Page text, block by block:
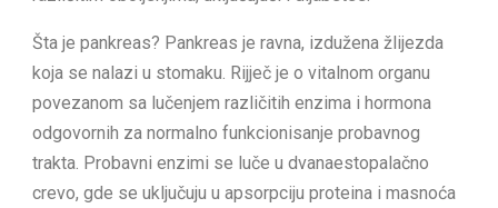
Šta je pankreas? Pankreas je ravna, izdužena žlijezda
koja se nalazi u stomaku. Rijječ je o vitalnom organu
povezanom sa lučenjem različitih enzima i hormona
odgovornih za normalno funkcionisanje probavnog
trakta. Probavni enzimi se luče u dvanaestopalačno
crevo, gde se uključuju u apsorpciju proteina i masnoća